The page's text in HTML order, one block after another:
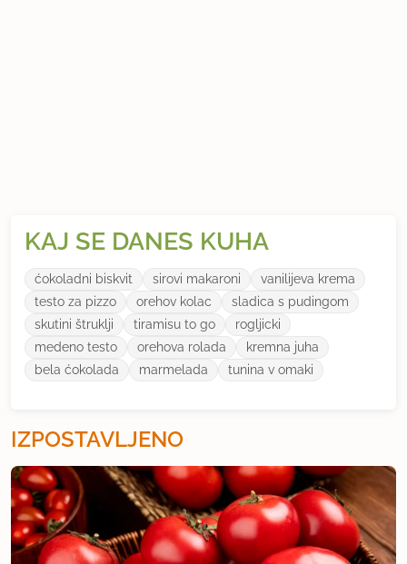
KAJ SE DANES KUHA
ćokoladni biskvit sirovi makaroni
vanilijeva krema
testo za pizzo
orehov kolac
sladica s pudingom
skutini štruklji
tiramisu to go
rogljicki
medeno testo
orehova rolada
kremna juha
bela ćokolada
marmelada tunina v omaki
IZPOSTAVLJENO